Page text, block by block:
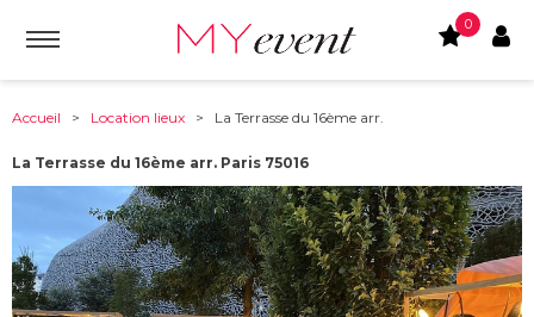
0
Accueil > Location lieux > La Terrasse du 16ème arr.
La Terrasse du 16ème arr. Paris 75016